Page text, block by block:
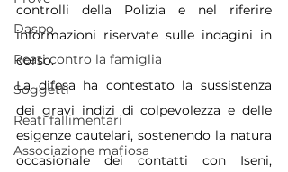
Daspo
Reati contro la famiglia
Soggetti
Reati fallimentari
Associazione mafiosa
controlli della Polizia e nel riferire
informazioni riservate sulle indagini in
corso.
La difesa ha contestato la sussistenza
dei gravi indizi di colpevolezza e delle
esigenze cautelari, sostenendo la natura
occasionale dei contatti con Iseni,